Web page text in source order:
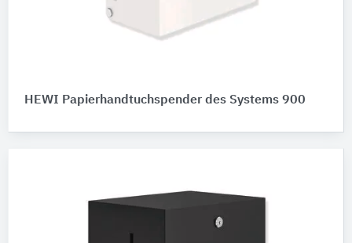
HEWI Papierhandtuchspender des Systems 900